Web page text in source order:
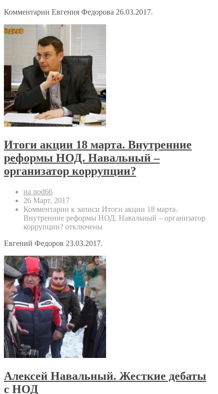
Комментарии Евгения Федорова 26.03.2017.
Итоги акции 18 марта. Внутренние
реформы НОД. Навальный –
организатор коррупции?
на nod66
26 Март, 2017
Комментарии к записи Итоги акции 18 марта.
Внутренние реформы НОД. Навальный – организатор
коррупции? отключены
Евгений Федоров 23.03.2017.
Алексей Навальный. Жесткие дебаты
с НОД